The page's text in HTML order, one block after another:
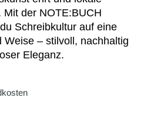
der NOTE:BUCH
Schreibkultur auf eine
Weise – stilvoll, nachhaltig
Eleganz.